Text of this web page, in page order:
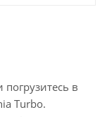
в
Turbo.